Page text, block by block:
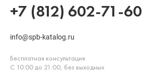
+7 (812) 602-71-60
info@spb-katalog.ru
Бесплатная консультация
С 10:00 до 21:00, без выходных